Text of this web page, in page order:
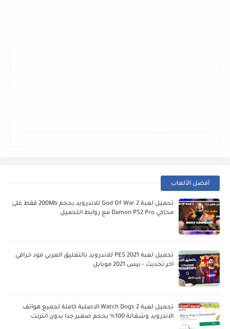
أفضل الألعاب
تحميل لعبة God Of War 2 للاندرويد بحجم 200Mb فقط على
محاكي Damon PS2 Pro مع روابط التحميل
تحميل لعبة PES 2021 للاندرويد بالتعليق العربي مود خرافي
اخر تحديث - بيس 2021 موبايل
تحميل لعبة Watch Dogs 2 الاصلية كاملة لجميع هواتف
الاندرويد وشغالة 100% بحجم صغير جدا بدون انترنت